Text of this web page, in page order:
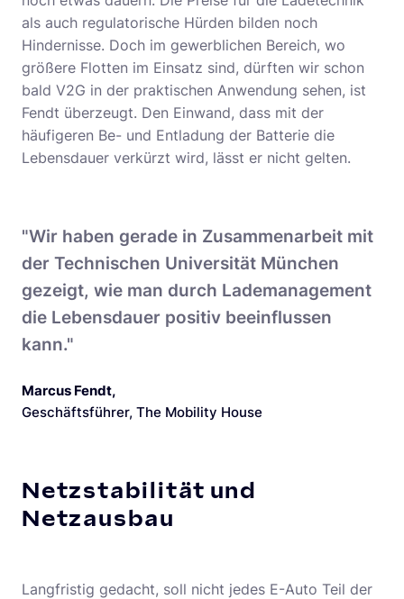
als auch regulatorische Hürden bilden noch
Hindernisse. Doch im gewerblichen Bereich, wo
größere Flotten im Einsatz sind, dürften wir schon
bald V2G in der praktischen Anwendung sehen, ist
Fendt überzeugt. Den Einwand, dass mit der
häufigeren Be- und Entladung der Batterie die
Lebensdauer verkürzt wird, lässt er nicht gelten.
"Wir haben gerade in Zusammenarbeit mit
der Technischen Universität München
gezeigt, wie man durch Lademanagement
die Lebensdauer positiv beeinflussen
kann."
Marcus Fendt,
Geschäftsführer, The Mobility House
Netzstabilität und
Netzausbau
Langfristig gedacht, soll nicht jedes E-Auto Teil der